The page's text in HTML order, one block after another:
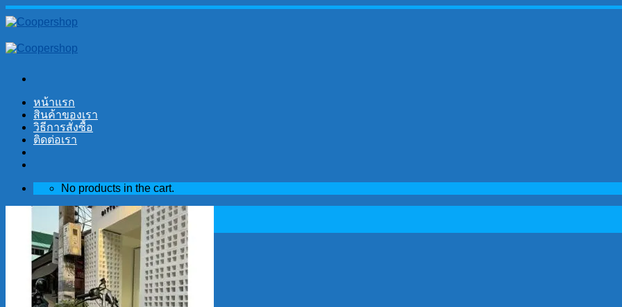
Skip
to
หน้าแรก
สินค้าของเรา
วิธีการสั่งซื้อ
ติดต่อเรา
No products in the cart.
Search
for:
Cart
No products in the cart.